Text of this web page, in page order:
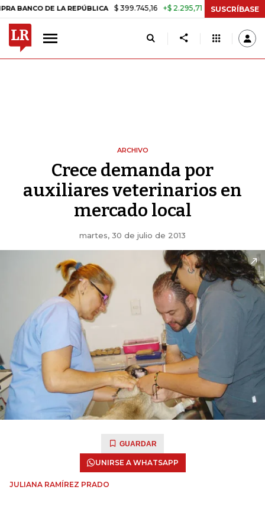
DE LA REPÚBLICA $ 399.745,16 +$ 2.295,71 +0,58% TASA DE
SUSCRÍBASE
ARCHIVO
Crece demanda por
auxiliares veterinarios en
mercado local
martes, 30 de julio de 2013
GUARDAR
UNIRSE A WHATSAPP
JULIANA RAMÍREZ PRADO